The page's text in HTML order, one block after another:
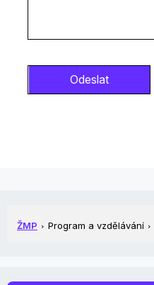
ŽMP Program a vzdělávání